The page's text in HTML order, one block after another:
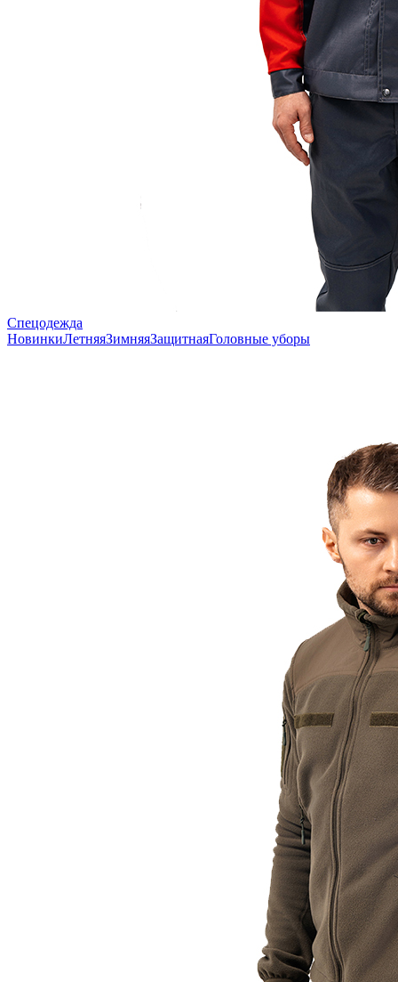
Спецодежда
НовинкиЛетняяЗимняяЗащитнаяГоловные уборы